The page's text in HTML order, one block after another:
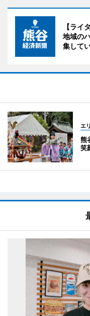
【ライ
地域の
集して
エ
熊
笑